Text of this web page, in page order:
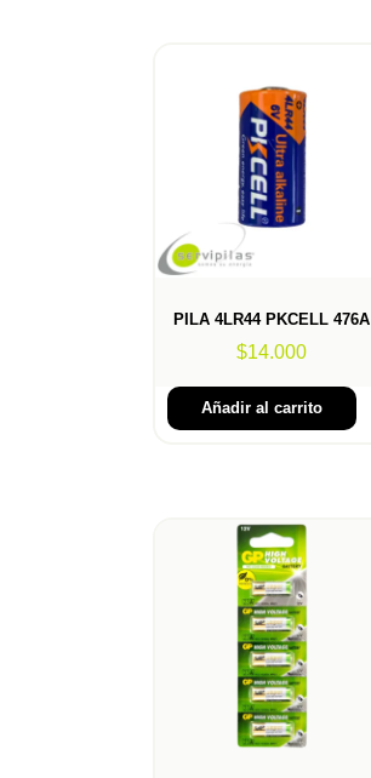
PILA 4LR44 PKCELL 476A
$14.000
Añadir al carrito